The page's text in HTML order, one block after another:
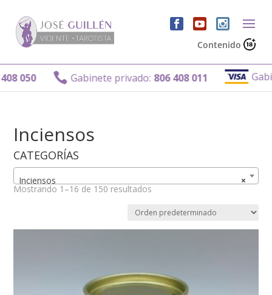
Contenido
 Gabinete privado: 806 408 011 Gabinete
Inciensos
CATEGORÍAS
×
Inciensos
Mostrando 1–16 de 150 resultados